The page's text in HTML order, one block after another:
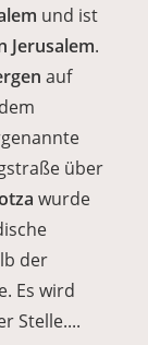
und ist
Jerusalem.
auf
über
wurde
der
Es wird
Stelle....